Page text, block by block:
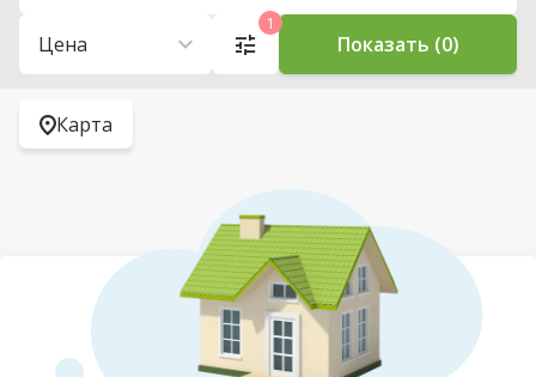
Цена
1
Показать (0)
Карта